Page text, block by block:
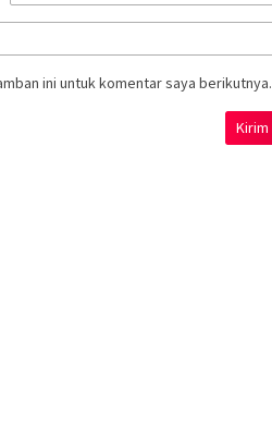
ini untuk komentar saya berikutnya.